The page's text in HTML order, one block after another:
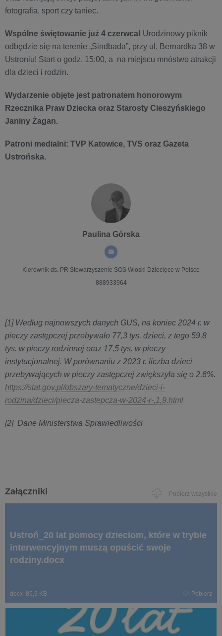
fotografia, sport czy taniec.
Wspólne świętowanie już 4 czerwca! Urodzinowy piknik
odbędzie się na terenie „Sindbada”, przy ul. Bernardka 38 w
Ustroniu! Start o godz. 15:00, a na miejscu mnóstwo atrakcji
dla dzieci i rodzin.
Wydarzenie objęte jest patronatem honorowym
Rzecznika Praw Dziecka oraz Starosty Cieszyńskiego
Janiny Żagan.
Patroni medialni: TVP Katowice, TVS oraz Gazeta
Ustrońska.
Paulina Górska
Kierownik ds. PR Stowarzyszenie SOS Wioski Dziecięce w Polsce
888933964
[1] Według najnowszych danych GUS, na koniec 2024 r. w
pieczy zastępczej przebywało 77,3 tys. dzieci, z tego 59,8
tys. w pieczy rodzinnej oraz 17,5 tys. w pieczy
instytucjonalnej. W porównaniu z 2023 r. liczba dzieci
przebywających w pieczy zastępczej zwiększyła się o 2,6%.
https://stat.gov.pl/obszary-tematyczne/dzieci-i-
rodzina/dzieci/piecza-zastepcza-w-2024-r-,1,9.html
[2] Dane Ministerstwa Sprawiedliwości
Załączniki Pobierz wszystkie
Ustroń_20 lat pomocy dzieciom, które w trybie
interwencyjnym muszą opuścić swoje
rodziny.docx
docx 85,3 KB Pobierz